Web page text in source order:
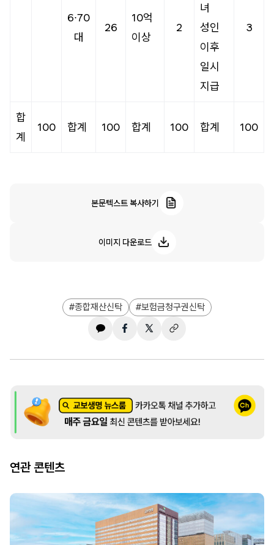
6∙70
대
26
10억
이상
2
녀
성인
이후
일시
지급
3
합
계
100 합계 100 합계 100 합계 100
본문텍스트 복사하기
이미지 다운로드
종합재산신탁 보험금청구권신탁
연관 콘텐츠